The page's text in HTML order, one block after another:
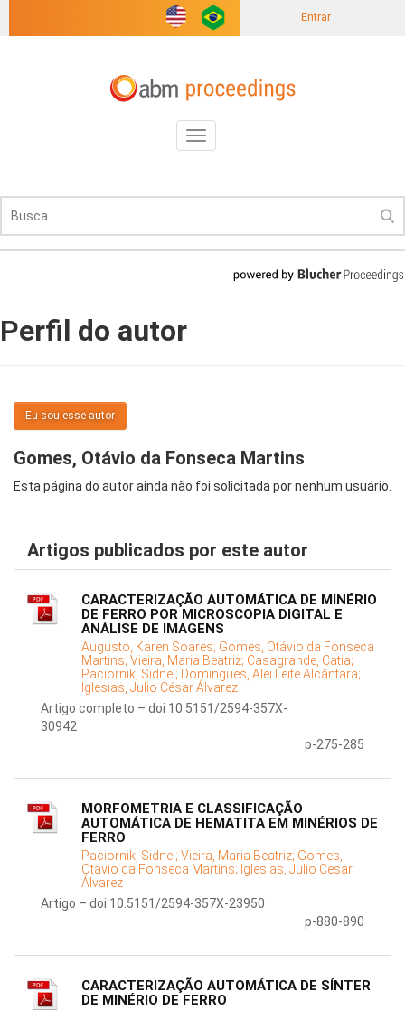
Entrar
Toggle
navigation
Perfil do autor
Eu sou esse autor
Gomes, Otávio da Fonseca Martins
Esta página do autor ainda não foi solicitada por nenhum usuário.
Artigos publicados por este autor
CARACTERIZAÇÃO AUTOMÁTICA DE MINÉRIO
DE FERRO POR MICROSCOPIA DIGITAL E
ANÁLISE DE IMAGENS
Augusto, Karen Soares; Gomes, Otávio da Fonseca
Martins; Vieira, Maria Beatriz; Casagrande, Catia;
Paciornik, Sidnei; Domingues, Alei Leite Alcântara;
Iglesias, Julio César Álvarez
Artigo completo – doi 10.5151/2594-357X-
30942
p-275-285
MORFOMETRIA E CLASSIFICAÇÃO
AUTOMÁTICA DE HEMATITA EM MINÉRIOS DE
FERRO
Paciornik, Sidnei; Vieira, Maria Beatriz; Gomes,
Otávio da Fonseca Martins; Iglesias, Julio Cesar
Álvarez
Artigo – doi 10.5151/2594-357X-23950
p-880-890
CARACTERIZAÇÃO AUTOMÁTICA DE SÍNTER
DE MINÉRIO DE FERRO